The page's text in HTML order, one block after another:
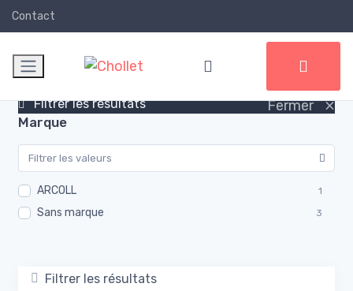
Contact
Filtrer les résultats Fermer ×
Marque
ARCOLL 1
Sans marque 3
Filtrer les résultats